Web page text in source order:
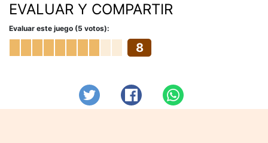
EVALUAR Y COMPARTIR
Evaluar este juego (5 votos):
8